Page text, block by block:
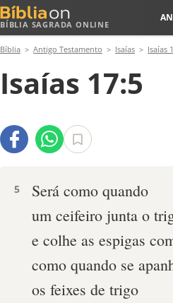
BÍBLIA SAGRADA ONLINE
Bíblia Antigo Testamento Isaías Isaías
Isaías 17:5
5
Será como quando
um ceifeiro junta o
e colhe as espigas
como quando se
os feixes de trigo